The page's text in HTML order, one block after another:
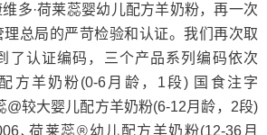
·荷莱蕊婴幼儿配方羊奶粉，再一次
总局的严苛检验和认证。我们再次取
了认证编码，三个产品系列编码依次
方羊奶粉(0-6月龄，1段) 国食注字
@较大婴儿配方羊奶粉(6-12月龄，2段)
､荷莱蕊®幼儿配方羊奶粉(12-36月